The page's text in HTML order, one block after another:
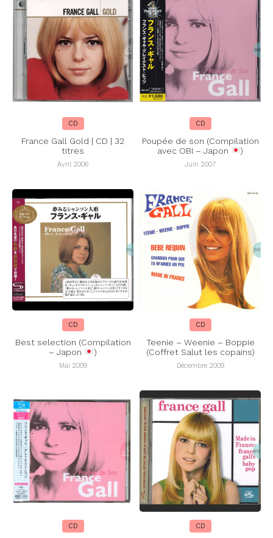
CD
France Gall Gold | CD | 32
titres
Avril 2006
CD
Poupée de son (Compilation
avec OBI – Japon
)
Juin 2007
CD
Best selection (Compilation
– Japon
)
Mai 2009
CD
Teenie – Weenie – Boppie
(Coffret Salut les copains)
Décembre 2009
CD CD